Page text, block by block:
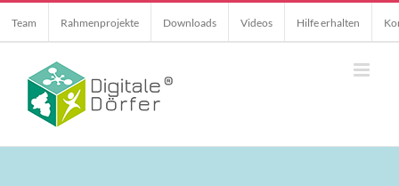
to
content
Team Rahmenprojekte Downloads Videos Hilfe erhalten